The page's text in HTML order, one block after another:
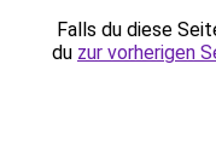
Falls du diese
du zur vorherigen